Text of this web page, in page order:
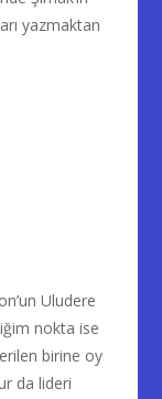
yazmaktan
Uludere
nokta ise
birine oy
da lideri